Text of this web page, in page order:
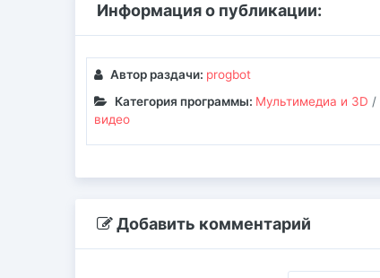
Информация о публикации:
Автор раздачи: progbot
Категория программы: Мультимедиа и 3D /
видео
Добавить комментарий